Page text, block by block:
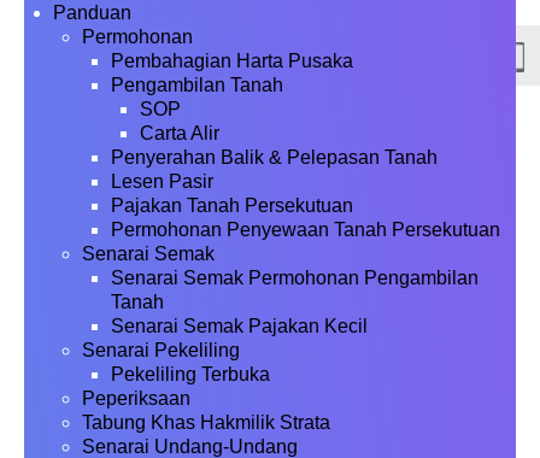
Panduan
Permohonan
Pembahagian Harta Pusaka
Pengambilan Tanah
SOP
Carta Alir
Penyerahan Balik & Pelepasan Tanah
Lesen Pasir
Pajakan Tanah Persekutuan
Permohonan Penyewaan Tanah Persekutuan
Senarai Semak
Senarai Semak Permohonan Pengambilan
Tanah
Senarai Semak Pajakan Kecil
Senarai Pekeliling
Pekeliling Terbuka
Peperiksaan
Tabung Khas Hakmilik Strata
Senarai Undang-Undang